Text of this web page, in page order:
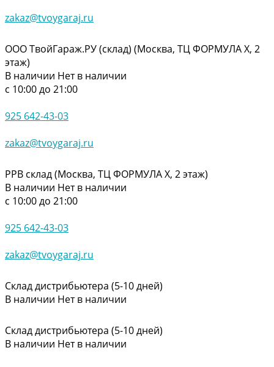
zakaz@tvoygaraj.ru
ООО ТвойГараж.РУ (склад) (Москва, ТЦ ФОРМУЛА Х, 2
этаж)
В наличии Нет в наличии
с 10:00 до 21:00
925 642-43-03
zakaz@tvoygaraj.ru
РРВ склад (Москва, ТЦ ФОРМУЛА Х, 2 этаж)
В наличии Нет в наличии
с 10:00 до 21:00
925 642-43-03
zakaz@tvoygaraj.ru
Склад дистрибьютера (5-10 дней)
В наличии Нет в наличии
Склад дистрибьютера (5-10 дней)
В наличии Нет в наличии